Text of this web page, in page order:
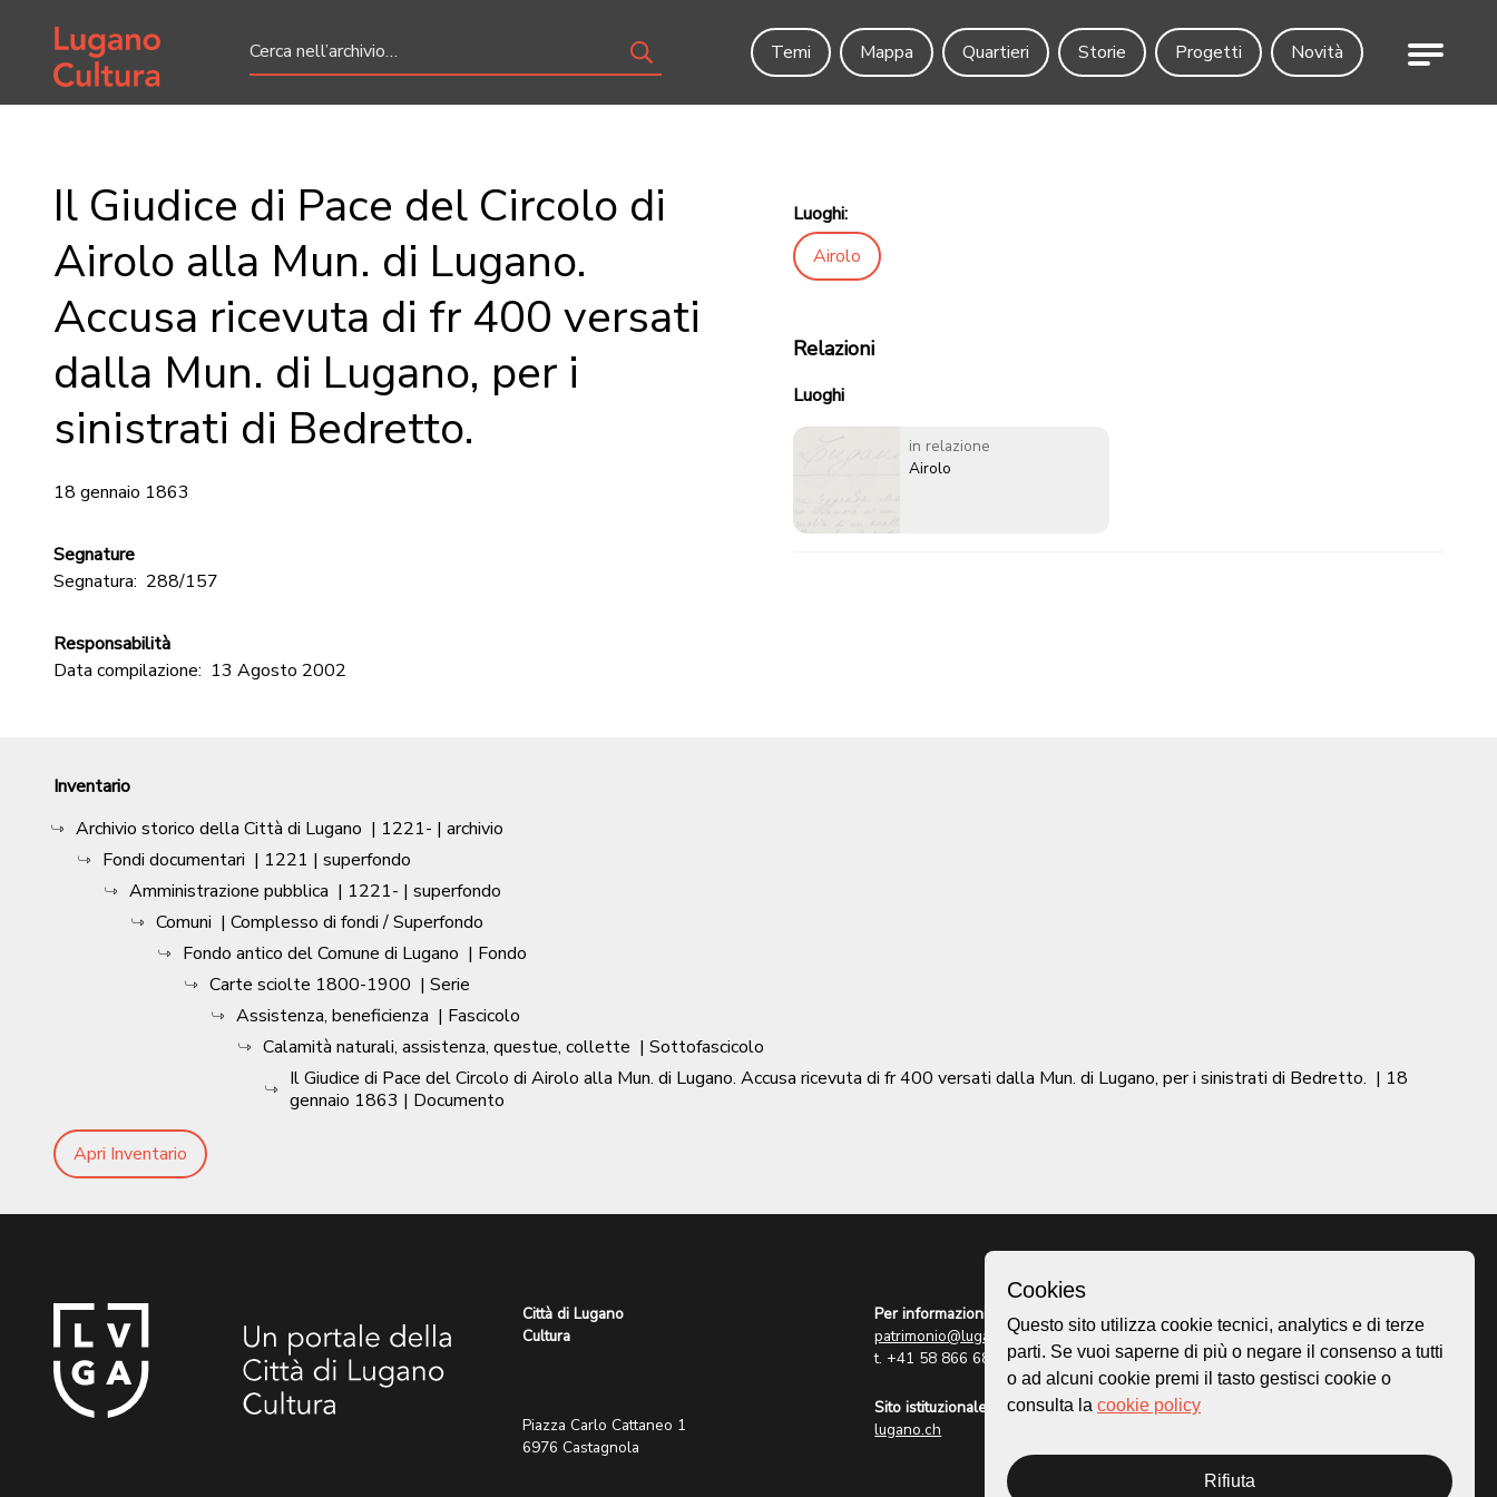
Home page
Temi
Mappa Quartieri Storie Progetti Novità Menu
Il Giudice di Pace del Circolo di
Airolo alla Mun. di Lugano.
Accusa ricevuta di fr 400 versati
dalla Mun. di Lugano, per i
sinistrati di Bedretto.
18 gennaio 1863
Segnature
Segnatura: 288/157
Responsabilità
Data compilazione: 13 Agosto 2002
Luoghi:
Airolo
Relazioni
Luoghi
in relazione
Airolo
Inventario
Archivio storico della Città di Lugano | 1221- | archivio
Fondi documentari | 1221 | superfondo
Amministrazione pubblica | 1221- | superfondo
Comuni | Complesso di fondi / Superfondo
Fondo antico del Comune di Lugano | Fondo
Carte sciolte 1800-1900 | Serie
Assistenza, beneficienza | Fascicolo
Calamità naturali, assistenza, questue, collette | Sottofascicolo
Il Giudice di Pace del Circolo di Airolo alla Mun. di Lugano. Accusa ricevuta di fr 400 versati dalla Mun. di Lugano, per i sinistrati di Bedretto. | 18
gennaio 1863 | Documento
Apri Inventario
Città di Lugano
Cultura
Piazza Carlo Cattaneo 1
6976 Castagnola
Per informazioni:
patrimonio@lugano.ch
t. +41 58 866 68 50
Sito istituzionale:
lugano.ch
Homepage
Mappa
Storie
Cookies
Questo sito utilizza cookie tecnici, analytics e di terze
parti. Se vuoi saperne di più o negare il consenso a tutti
o ad alcuni cookie premi il tasto gestisci cookie o
consulta la cookie policy
Rifiuta